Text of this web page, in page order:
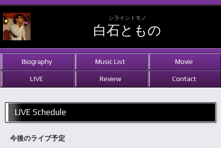
シライシトモノ
白石ともの
Biography Music List Movie
LIVE Review Contact
LIVE Schedule
今後のライブ予定